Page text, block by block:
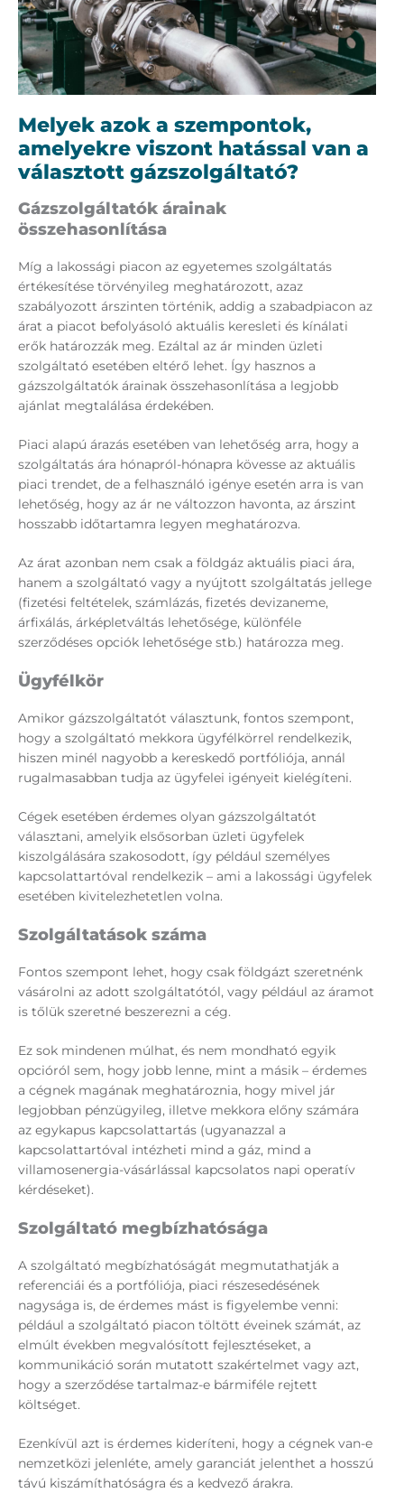
Melyek azok a szempontok,
amelyekre viszont hatással van a
választott gázszolgáltató?
Gázszolgáltatók árainak
összehasonlítása
Míg a lakossági piacon az egyetemes szolgáltatás
értékesítése törvényileg meghatározott, azaz
szabályozott árszinten történik, addig a szabadpiacon az
árat a piacot befolyásoló aktuális keresleti és kínálati
erők határozzák meg. Ezáltal az ár minden üzleti
szolgáltató esetében eltérő lehet. Így hasznos a
gázszolgáltatók árainak összehasonlítása a legjobb
ajánlat megtalálása érdekében.
Piaci alapú árazás esetében van lehetőség arra, hogy a
szolgáltatás ára hónapról-hónapra kövesse az aktuális
piaci trendet, de a felhasználó igénye esetén arra is van
lehetőség, hogy az ár ne változzon havonta, az árszint
hosszabb időtartamra legyen meghatározva.
Az árat azonban nem csak a földgáz aktuális piaci ára,
hanem a szolgáltató vagy a nyújtott szolgáltatás jellege
(fizetési feltételek, számlázás, fizetés devizaneme,
árfixálás, árképletváltás lehetősége, különféle
szerződéses opciók lehetősége stb.) határozza meg.
Ügyfélkör
Amikor gázszolgáltatót választunk, fontos szempont,
hogy a szolgáltató mekkora ügyfélkörrel rendelkezik,
hiszen minél nagyobb a kereskedő portfóliója, annál
rugalmasabban tudja az ügyfelei igényeit kielégíteni.
Cégek esetében érdemes olyan gázszolgáltatót
választani, amelyik elsősorban üzleti ügyfelek
kiszolgálására szakosodott, így például személyes
kapcsolattartóval rendelkezik – ami a lakossági ügyfelek
esetében kivitelezhetetlen volna.
Szolgáltatások száma
Fontos szempont lehet, hogy csak földgázt szeretnénk
vásárolni az adott szolgáltatótól, vagy például az áramot
is tőlük szeretné beszerezni a cég.
Ez sok mindenen múlhat, és nem mondható egyik
opcióról sem, hogy jobb lenne, mint a másik – érdemes
a cégnek magának meghatároznia, hogy mivel jár
legjobban pénzügyileg, illetve mekkora előny számára
az egykapus kapcsolattartás (ugyanazzal a
kapcsolattartóval intézheti mind a gáz, mind a
villamosenergia-vásárlással kapcsolatos napi operatív
kérdéseket).
Szolgáltató megbízhatósága
A szolgáltató megbízhatóságát megmutathatják a
referenciái és a portfóliója, piaci részesedésének
nagysága is, de érdemes mást is figyelembe venni:
például a szolgáltató piacon töltött éveinek számát, az
elmúlt években megvalósított fejlesztéseket, a
kommunikáció során mutatott szakértelmet vagy azt,
hogy a szerződése tartalmaz-e bármiféle rejtett
költséget.
Ezenkívül azt is érdemes kideríteni, hogy a cégnek van-e
nemzetközi jelenléte, amely garanciát jelenthet a hosszú
távú kiszámíthatóságra és a kedvező árakra.